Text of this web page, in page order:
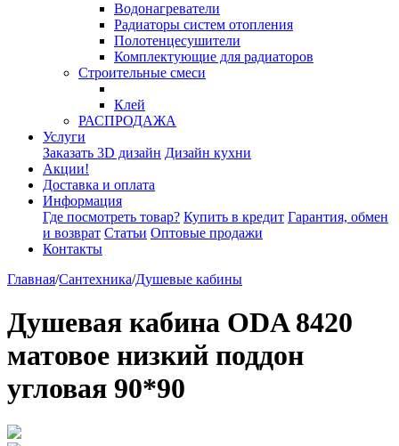
Водонагреватели
Радиаторы систем отопления
Полотенцесушители
Комплектующие для радиаторов
Строительные смеси
Клей
РАСПРОДАЖА
Услуги
Заказать 3D дизайн Дизайн кухни
Акции!
Доставка и оплата
Информация
Где посмотреть товар? Купить в кредит Гарантия, обмен
и возврат Статьи Оптовые продажи
Контакты
Главная/Сантехника/Душевые кабины
Душевая кабина ODA 8420
матовое низкий поддон
угловая 90*90